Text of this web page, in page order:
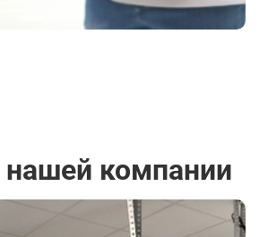
нашей компании